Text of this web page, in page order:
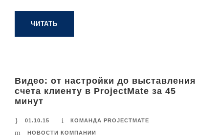
ЧИТАТЬ
Видео: от настройки до выставления
счета клиенту в ProjectMate за 45
минут
01.10.15 КОМАНДА PROJECTMATE
НОВОСТИ КОМПАНИИ